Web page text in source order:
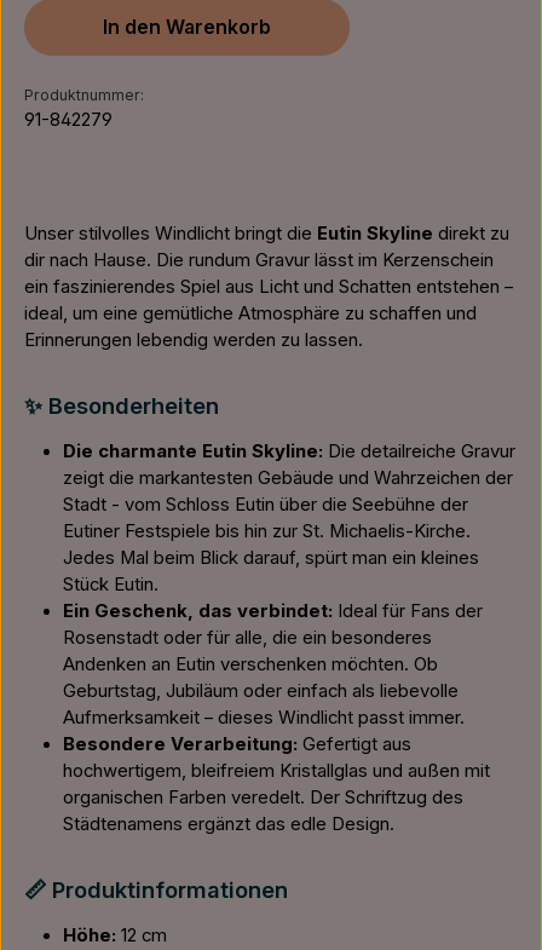
In den Warenkorb
Produktnummer:
91-842279
Unser stilvolles Windlicht bringt die Eutin Skyline direkt zu
dir nach Hause. Die rundum Gravur lässt im Kerzenschein
ein faszinierendes Spiel aus Licht und Schatten entstehen –
ideal, um eine gemütliche Atmosphäre zu schaffen und
Erinnerungen lebendig werden zu lassen.
✨ Besonderheiten
Die charmante Eutin Skyline: Die detailreiche Gravur
zeigt die markantesten Gebäude und Wahrzeichen der
Stadt - vom Schloss Eutin über die Seebühne der
Eutiner Festspiele bis hin zur St. Michaelis-Kirche.
Jedes Mal beim Blick darauf, spürt man ein kleines
Stück Eutin.
Ein Geschenk, das verbindet: Ideal für Fans der
Rosenstadt oder für alle, die ein besonderes
Andenken an Eutin verschenken möchten. Ob
Geburtstag, Jubiläum oder einfach als liebevolle
Aufmerksamkeit – dieses Windlicht passt immer.
Besondere Verarbeitung: Gefertigt aus
hochwertigem, bleifreiem Kristallglas und außen mit
organischen Farben veredelt. Der Schriftzug des
Städtenamens ergänzt das edle Design.
📏 Produktinformationen
Höhe: 12 cm